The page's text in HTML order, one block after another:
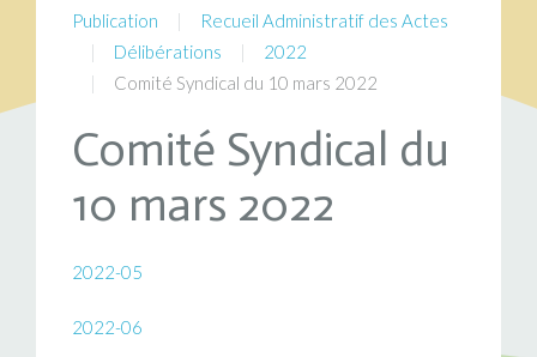
Publication
Recueil Administratif des Actes
Délibérations
2022
Comité Syndical du 10 mars 2022
Comité Syndical du
10 mars 2022
2022-05
2022-06